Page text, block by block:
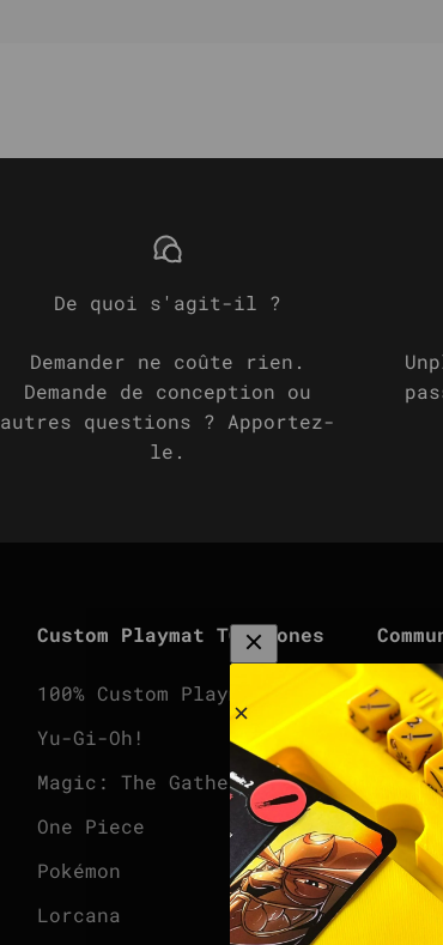
De quoi s'agit-il ?
Demander ne coûte rien.
Demande de conception ou
autres questions ? Apportez-
le.
Custom Playmat TCG Zones
100% Custom Playmat
Yu-Gi-Oh!
Magic: The Gathering
One Piece
Pokémon
Lorcana
Vers